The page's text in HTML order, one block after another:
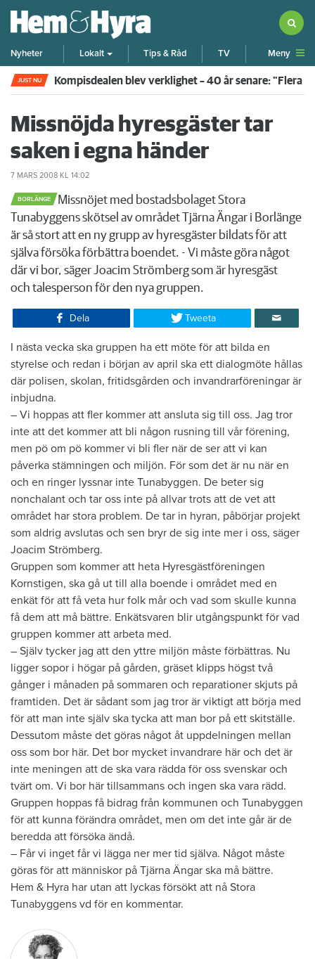
Nyheter Lokalt Tips & Råd TV Meny
JUST NU Kompisdealen blev verklighet – 40 år senare: "Flera
Missnöjda hyresgäster tar
saken i egna händer
7 MARS 2008 KL 14:02
BORLÄNGE
​Missnöjet med bostadsbolaget Stora
Tunabyggens skötsel av området Tjärna Ängar i Borlänge
är så stort att en ny grupp av hyresgäster bildats för att
själva försöka förbättra boendet. - Vi måste göra något
där vi bor, säger Joacim Strömberg som är hyresgäst
och talesperson för den nya gruppen.
Dela Tweeta
​I nästa vecka ska gruppen ha ett möte för att bilda en
styrelse och redan i början av april ska ett dialogmöte hållas
där polisen, skolan, fritidsgården och invandrarföreningar är
inbjudna.
– Vi hoppas att fler kommer att ansluta sig till oss. Jag tror
inte att det kommer att bli någon rusning till vår förening,
men pö om pö kommer vi bli fler när de ser att vi kan
påverka stämningen och miljön. För som det är nu när en
och en ringer lyssnar inte Tunabyggen. De beter sig
nonchalant och tar oss inte på allvar trots att de vet att
området har stora problem. De tar in hyran, påbörjar projekt
som aldrig avslutas och sen bryr de sig inte mer i oss, säger
Joacim Strömberg.
Gruppen som kommer att heta Hyresgästföreningen
Kornstigen, ska gå ut till alla boende i området med en
enkät för att få veta hur folk mår och vad som skulle kunna
få dem att må bättre. Enkätsvaren blir utgångspunkt för vad
gruppen kommer att arbeta med.
– Själv tycker jag att den yttre miljön måste förbättras. Nu
ligger sopor i högar på gården, gräset klipps högst två
gånger i månaden på sommaren och reparationer skjuts på
framtiden. Det är sådant som jag tror är viktigt att börja med
för att man inte själv ska tycka att man bor på ett skitställe.
Dessutom måste det göras något åt uppdelningen mellan
oss som bor här. Det bor mycket invandrare här och det är
inte meningen att de ska vara rädda för oss svenskar och
tvärt om. Vi bor här tillsammans och ingen ska vara rädd.
Gruppen hoppas få bidrag från kommunen och Tunabyggen
för att kunna förändra området, men om det inte går är de
beredda att försöka ändå.
– Får vi inget får vi lägga ner mer tid själva. Något måste
göras för att människor på Tjärna Ängar ska må bättre.
Hem & Hyra har utan att lyckas försökt att nå Stora
Tunabyggens vd för en kommentar.